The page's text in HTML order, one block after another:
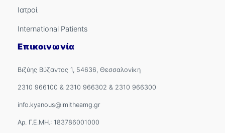
Ιατροί
International Patients
Επικοινωνία
Βιζύης Βύζαντος 1, 54636, Θεσσαλονίκη
2310 966100 & 2310 966302 & 2310 966300
info.kyanous@imitheamg.gr
Αρ. Γ.Ε.ΜΗ.: 183786001000